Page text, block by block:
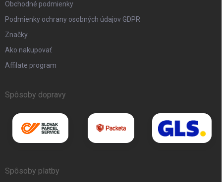
Obchodné podmienky
Podmienky ochrany osobných údajov GDPR
Značky
Ako nakupovať
Affilate program
Spôsoby dopravy
Spôsoby platby